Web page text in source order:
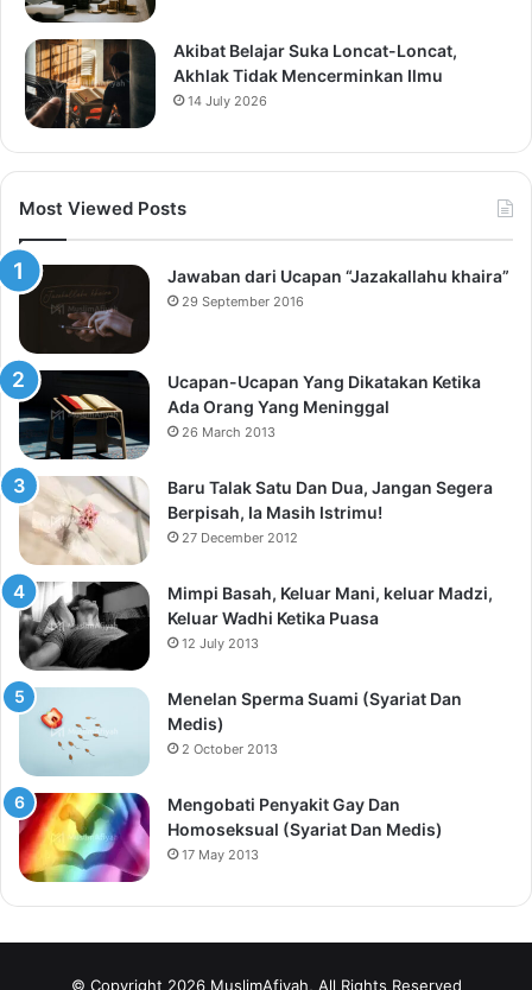
Akibat Belajar Suka Loncat-Loncat,
Akhlak Tidak Mencerminkan Ilmu
14 July 2026
Most Viewed Posts
Jawaban dari Ucapan “Jazakallahu khaira”
29 September 2016
Ucapan-Ucapan Yang Dikatakan Ketika
Ada Orang Yang Meninggal
26 March 2013
Baru Talak Satu Dan Dua, Jangan Segera
Berpisah, Ia Masih Istrimu!
27 December 2012
Mimpi Basah, Keluar Mani, keluar Madzi,
Keluar Wadhi Ketika Puasa
12 July 2013
Menelan Sperma Suami (Syariat Dan
Medis)
2 October 2013
Mengobati Penyakit Gay Dan
Homoseksual (Syariat Dan Medis)
17 May 2013
© Copyright 2026 MuslimAfiyah, All Rights Reserved